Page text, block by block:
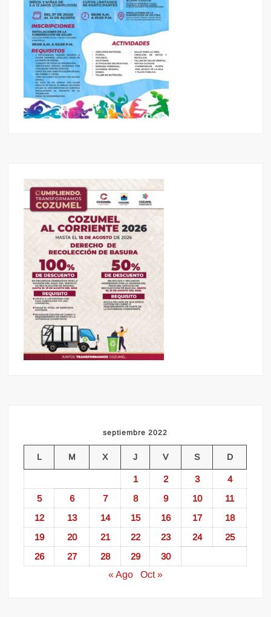
septiembre 2022
L M X J V S D
1 2 3
4
5
6 7 8 9 10
11
12
13 14 15 16 17
18
19
20 21 22 23 24
25
26
27 28 29
30
« Ago
Oct »